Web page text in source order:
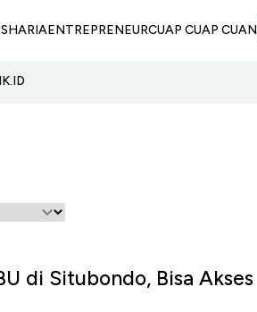
SHARIAENTREPRENEURCUAP CUAP CUAN
di Situbondo, Bisa Akses